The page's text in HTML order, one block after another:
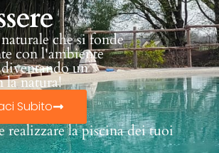
che si fonde
con l'ambiente
un
la natura!
Subito
realizzare la piscina dei tuoi